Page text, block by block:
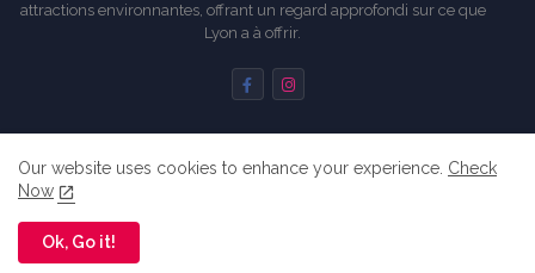
attractions environnantes, offrant un regard approfondi sur ce que
Lyon a à offrir.
Accueil A propos de moi
Commencer ici...
Partenaires
Our website uses cookies to enhance your experience. Check
Now
Ok, Go it!